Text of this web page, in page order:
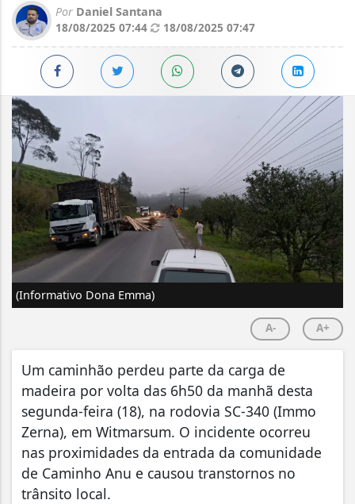
Por Daniel Santana
18/08/2025 07:44
18/08/2025 07:47
(Informativo Dona Emma)
A- A+
Um caminhão perdeu parte da carga de
madeira por volta das 6h50 da manhã desta
segunda-feira (18), na rodovia SC-340 (Immo
Zerna), em Witmarsum. O incidente ocorreu
nas proximidades da entrada da comunidade
de Caminho Anu e causou transtornos no
trânsito local.